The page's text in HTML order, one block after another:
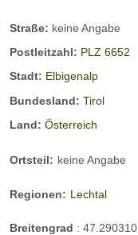
Straße: keine Angabe
Postleitzahl: PLZ 6652
Stadt: Elbigenalp
Bundesland: Tirol
Land: Österreich
Ortsteil: keine Angabe
Regionen: Lechtal
Breitengrad : 47.290310